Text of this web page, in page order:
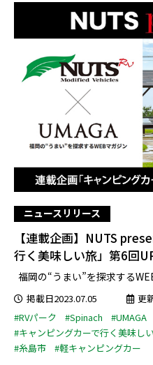
ニュースリリース
【連載企画】NUTS
行く美味しい旅」第6回
福岡の“うまい”を探求する
掲載日2023.07.05
更
#RVパーク
#Spinach #UMAGA
#キャンピングカーで行く美味し
#糸島市
#軽キャンピングカー